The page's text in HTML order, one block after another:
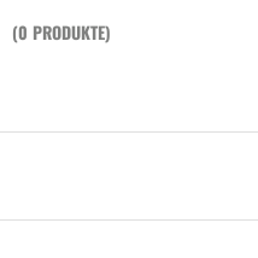
(0 PRODUKTE)